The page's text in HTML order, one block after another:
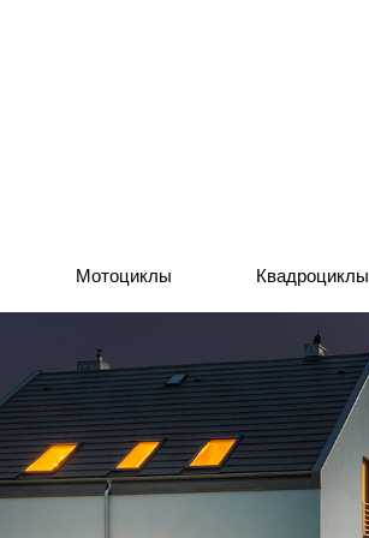
Мотоциклы Квадроциклы
Мотоциклы Квадроциклы